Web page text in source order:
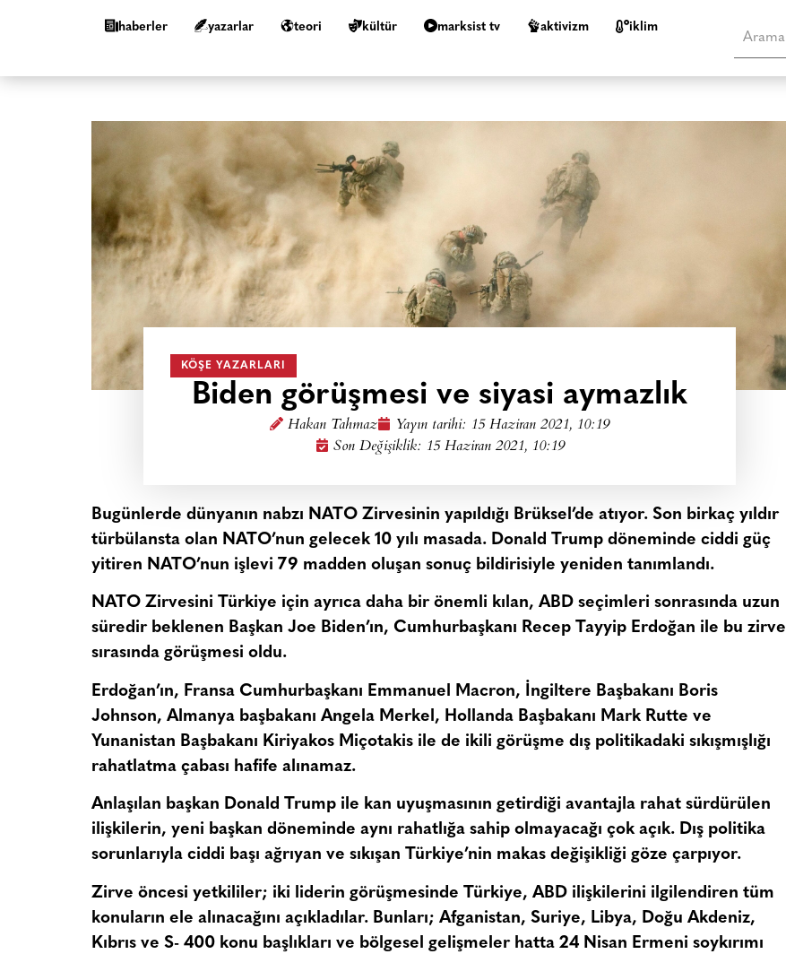
haberler yazarlar teori kültür marksist tv aktivizm i̇klim
KÖŞE YAZARLARI
Biden görüşmesi ve siyasi aymazlık
Hakan Tahmaz Yayın tarihi: 15 Haziran 2021, 10:19
Son Değişiklik: 15 Haziran 2021, 10:19
Bugünlerde dünyanın nabzı NATO Zirvesinin yapıldığı Brüksel’de atıyor. Son birkaç yıldır
türbülansta olan NATO’nun gelecek 10 yılı masada. Donald Trump döneminde ciddi güç
yitiren NATO’nun işlevi 79 madden oluşan sonuç bildirisiyle yeniden tanımlandı.
NATO Zirvesini Türkiye için ayrıca daha bir önemli kılan, ABD seçimleri sonrasında uzun
süredir beklenen Başkan Joe Biden’ın, Cumhurbaşkanı Recep Tayyip Erdoğan ile bu zirve
sırasında görüşmesi oldu.
Erdoğan’ın, Fransa Cumhurbaşkanı Emmanuel Macron, İngiltere Başbakanı Boris
Johnson, Almanya başbakanı Angela Merkel, Hollanda Başbakanı Mark Rutte ve
Yunanistan Başbakanı Kiriyakos Miçotakis ile de ikili görüşme dış politikadaki sıkışmışlığı
rahatlatma çabası hafife alınamaz.
Anlaşılan başkan Donald Trump ile kan uyuşmasının getirdiği avantajla rahat sürdürülen
ilişkilerin, yeni başkan döneminde aynı rahatlığa sahip olmayacağı çok açık. Dış politika
sorunlarıyla ciddi başı ağrıyan ve sıkışan Türkiye’nin makas değişikliği göze çarpıyor.
Zirve öncesi yetkililer; iki liderin görüşmesinde Türkiye, ABD ilişkilerini ilgilendiren tüm
konuların ele alınacağını açıkladılar. Bunları; Afganistan, Suriye, Libya, Doğu Akdeniz,
Kıbrıs ve S- 400 konu başlıkları ve bölgesel gelişmeler hatta 24 Nisan Ermeni soykırımı